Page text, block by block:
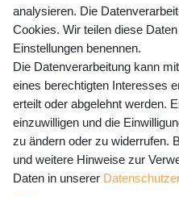
Preisangaben inkl. gesetzl.
Versandkosten
Newsletter
mehr
E-MAIL **
Newsletter
Honig
analysieren. Die
Cookies. Wir teilen diese
Einstellungen benennen.
Die Datenverarbeitung kann
eines berechtigten Interesses
erteilt oder abgelehnt werden.
einzuwilligen und die
zu ändern oder zu widerrufen.
und weitere Hinweise zur
Daten in unserer